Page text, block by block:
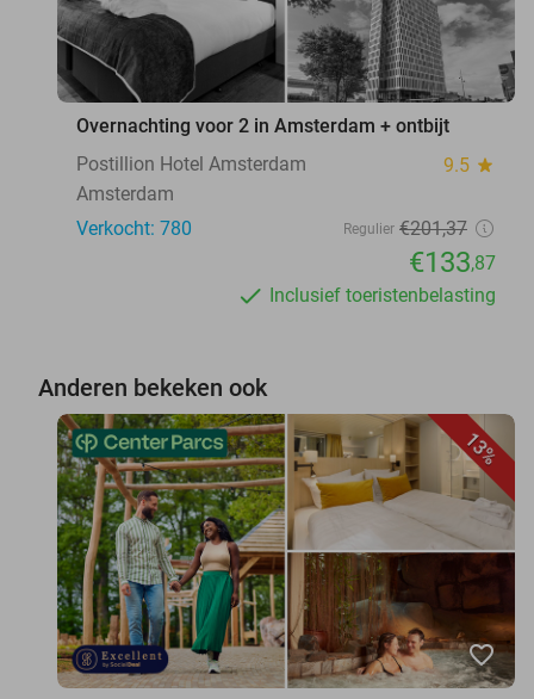
Overnachting voor 2 in Amsterdam + ontbijt
Postillion Hotel Amsterdam
9.5 star
Amsterdam
Verkocht: 780
Regulier €201,37
€133,87
Inclusief toeristenbelasting
Anderen bekeken ook
13%
favorite_border